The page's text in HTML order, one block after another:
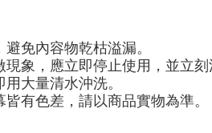
免內容物乾枯溢漏。
象，應立即停止使用，並立
用大量清水沖洗。
有色差，請以商品實物為準。